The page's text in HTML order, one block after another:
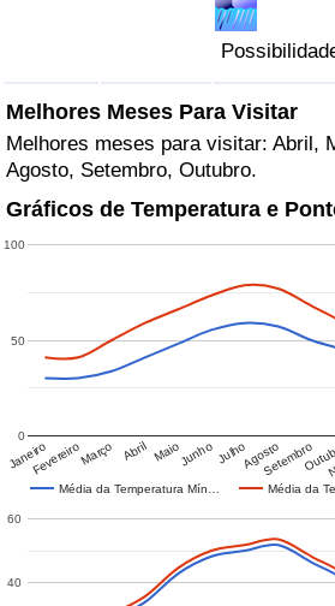
Melhores Meses Para Visitar
Melhores meses para visitar: Abril,
Agosto, Setembro, Outubro.
Gráficos de Temperatura e
Média da Temperatura Mín… Média da
JaneiroFevereiroMarço Abril MaioJunho JulhoAgostoSetembro
0
50
100
40
60